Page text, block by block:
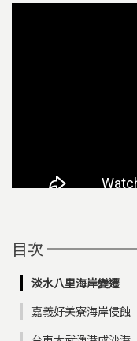
目次
淡水八里海岸變遷
嘉義好美寮海岸侵蝕